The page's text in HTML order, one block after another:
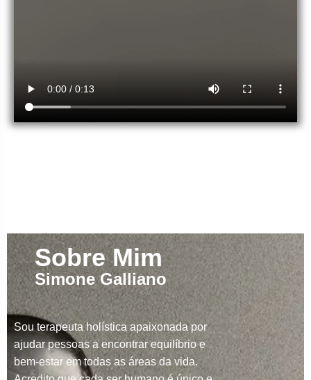
Sobre Mim
Simone Galliano
Sou terapeuta holística apaixonada por
ajudar pessoas a encontrar equilíbrio e
bem-estar em todas as áreas da vida.